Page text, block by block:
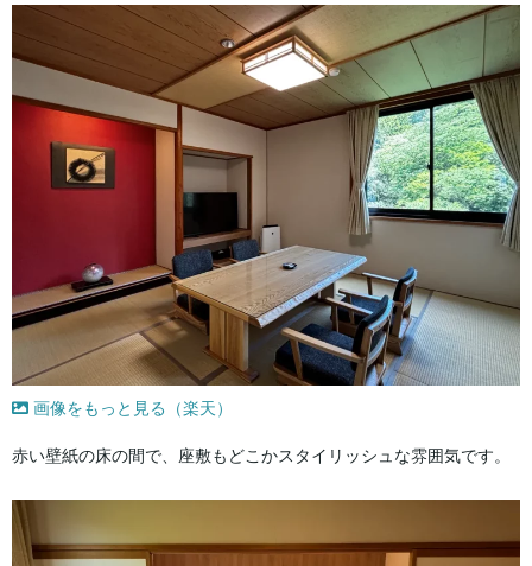
画像をもっと見る（楽天）
赤い壁紙の床の間で、座敷もどこかスタイリッシュな雰囲気です。